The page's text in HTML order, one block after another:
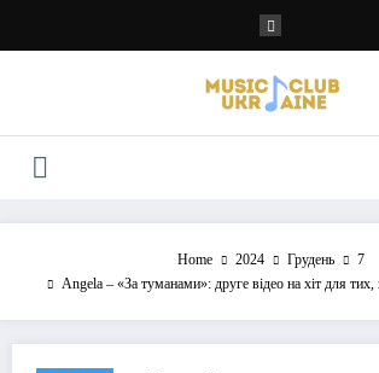
контенту
Home 2024 Грудень
7
Angela – «За туманами»: друге відео на хіт для тих,